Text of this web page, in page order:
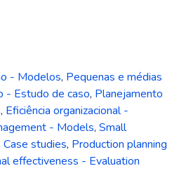
- Modelos, Pequenas e médias
- Estudo de caso, Planejamento
, Eficiência organizacional -
- Models, Small
studies, Production planning
effectiveness - Evaluation